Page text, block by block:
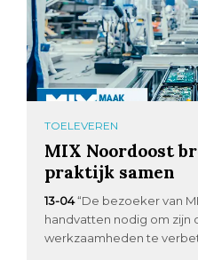
TOELEVEREN
MIX Noordoost
praktijk samen
13-04“De bezoeker van
handvatten nodig om zijn
werkzaamheden te